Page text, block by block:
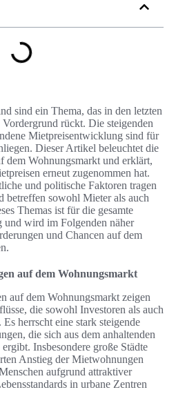
sind ein Thema, das in den letzten
rückt. Die steigenden
Mietpreisentwicklung sind für
Dieser Artikel beleuchtet die
dem Wohnungsmarkt und erklärt,
erneut zugenommen hat.
und politische Faktoren tragen
betreffen sowohl Mieter als auch
Themas ist für die gesamte
und wird im Folgenden näher
und Chancen auf dem
auf dem Wohnungsmarkt
auf dem Wohnungsmarkt zeigen
die sowohl Investoren als auch
herrscht eine stark steigende
die sich aus dem anhaltenden
Insbesondere große Städte
Anstieg der Mietwohnungen
aufgrund attraktiver
in urbane Zentren